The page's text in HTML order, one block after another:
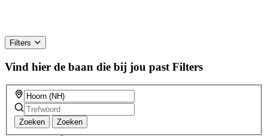
Filters
Vind hier de baan die bij jou past Filters
Zoeken Zoeken